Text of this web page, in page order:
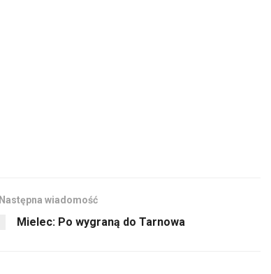
Następna wiadomość
Mielec: Po wygraną do Tarnowa